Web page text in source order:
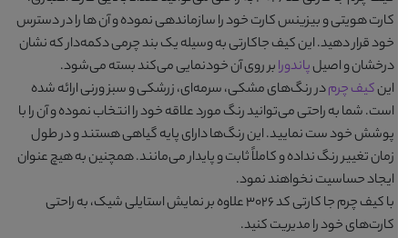
کارت هویتی و بیزینس کارت خود را سازماندهی نموده و آن ها را در دسترس
خود قرار دهید. این کیف جاکارتی به وسیله یک بند چرمی دکمه‌دار که نشان
درخشان و اصیلپاندورابر روی آن خودنمایی می‌کند بسته می‌شود.
اینکیف چرمدر رنگ‌هایمشکی، سرمه‌ای، زرشکی و سبز ورنیارائه شده
است. شما به راحتی می‌توانید رنگ مورد علاقه خود را انتخاب نموده و آن را با
پوشش خود ست نمایید. این رنگ‌ها دارای پایه گیاهی هستند و در طول
زمان تغییر رنگ نداده و کاملاً ثابت و پایدار می‌مانند. همچنین به هیچ عنوان
ایجاد حساسیت نخواهند نمود.
کیف چرم جا کارتی کد 3026
علاوه بر نمایش استایلی شیک، به راحتی
کارت‌های خود را مدیریت کنید.